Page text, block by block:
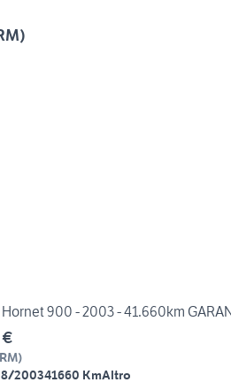
900 - 2003 - 41.660km
RM)
200341660 KmAltro